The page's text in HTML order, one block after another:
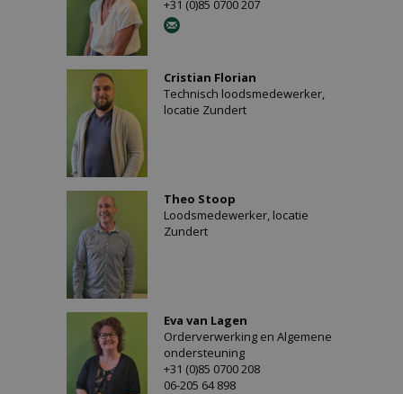
+31 (0)85 0700 207
Cristian Florian
Technisch loodsmedewerker,
locatie Zundert
Theo Stoop
Loodsmedewerker, locatie
Zundert
Eva van Lagen
Orderverwerking en Algemene
ondersteuning
+31 (0)85 0700 208
06-205 64 898